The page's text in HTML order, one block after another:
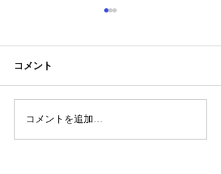
【新商品】一目を引く存
在感「カモフラージュTシ
コメント
コメントを追加…